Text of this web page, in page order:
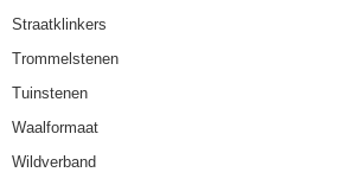
Straatklinkers
Trommelstenen
Tuinstenen
Waalformaat
Wildverband